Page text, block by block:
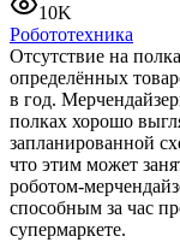
10K
Робототехника
Отсутствие на
определённых
в год.
полках хорошо
запланированной
что этим может
роботом-
способным за час
супермаркете.